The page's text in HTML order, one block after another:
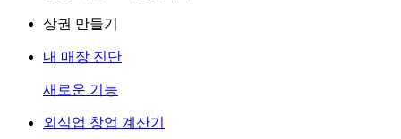
상권 만들기
내 매장 진단
새로운 기능
외식업 창업 계산기